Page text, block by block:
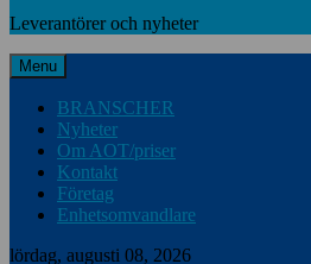
Leverantörer och nyheter
Menu
BRANSCHER
Nyheter
Om AOT/priser
Kontakt
Företag
Enhetsomvandlare
lördag, augusti 08, 2026